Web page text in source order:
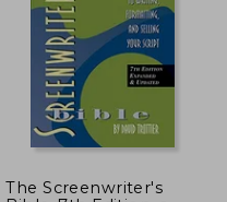
The Screenwriter's